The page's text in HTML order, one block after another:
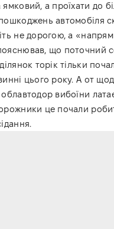
а проїхати до
автомобіля
не дорогою, а
що поточний
торік тільки
цього року. А от
вибоїни
це почали